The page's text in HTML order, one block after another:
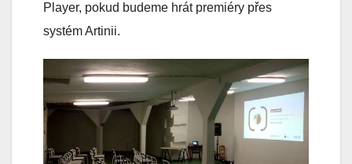
Player, pokud budeme hrát premiéry přes
systém Artinii.